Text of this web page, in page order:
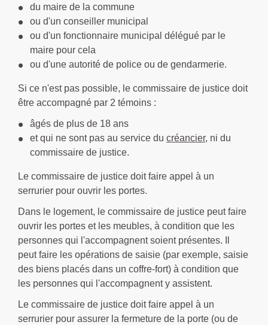
du maire de la commune
ou d'un conseiller municipal
ou d'un fonctionnaire municipal délégué par le
maire pour cela
ou d'une autorité de police ou de gendarmerie.
Si ce n'est pas possible, le commissaire de justice doit
être accompagné par 2 témoins :
âgés de plus de 18 ans
et qui ne sont pas au service du créancier, ni du
commissaire de justice.
Le commissaire de justice doit faire appel à un
serrurier pour ouvrir les portes.
Dans le logement, le commissaire de justice peut faire
ouvrir les portes et les meubles, à condition que les
personnes qui l'accompagnent soient présentes. Il
peut faire les opérations de saisie (par exemple, saisie
des biens placés dans un coffre-fort) à condition que
les personnes qui l'accompagnent y assistent.
Le commissaire de justice doit faire appel à un
serrurier pour assurer la fermeture de la porte (ou de